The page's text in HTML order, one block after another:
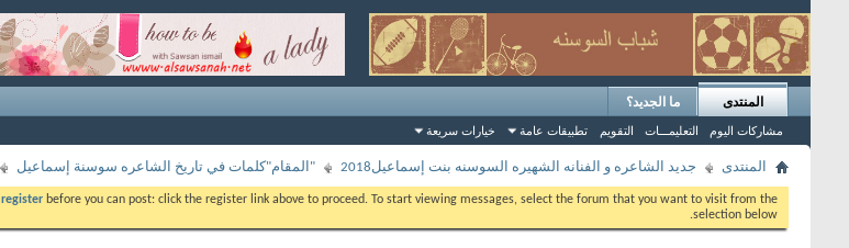
المنتدى
مشاركات اليوم التعليمـــات التقويم تطبيقات عامة خيارات سريعة
ما الجديد؟
المنتدى جديد الشاعره و الفنانه الشهيره السوسنه بنت إسماعيل2018 "المقام"كلمات في تاريخ الشاعره سوسنة إسماعيل
register before you can post: click the register link above to proceed. To start viewing messages, select the forum that you want to visit from the
selection below.